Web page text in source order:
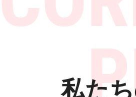
私た